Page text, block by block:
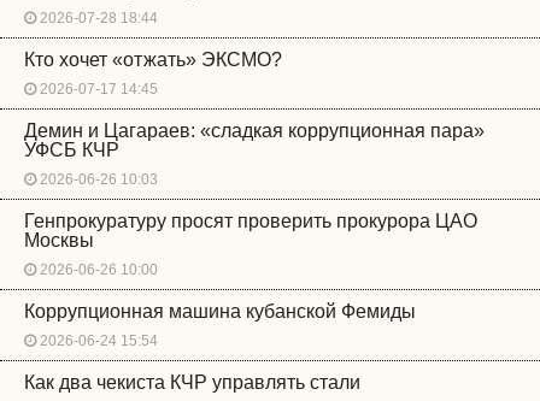
2026-07-28 18:44
Кто хочет «отжать» ЭКСМО?
2026-07-17 14:45
Демин и Цагараев: «сладкая коррупционная пара»
УФСБ КЧР
2026-06-26 10:03
Генпрокуратуру просят проверить прокурора ЦАО
Москвы
2026-06-26 10:00
Коррупционная машина кубанской Фемиды
2026-06-24 15:54
Как два чекиста КЧР управлять стали